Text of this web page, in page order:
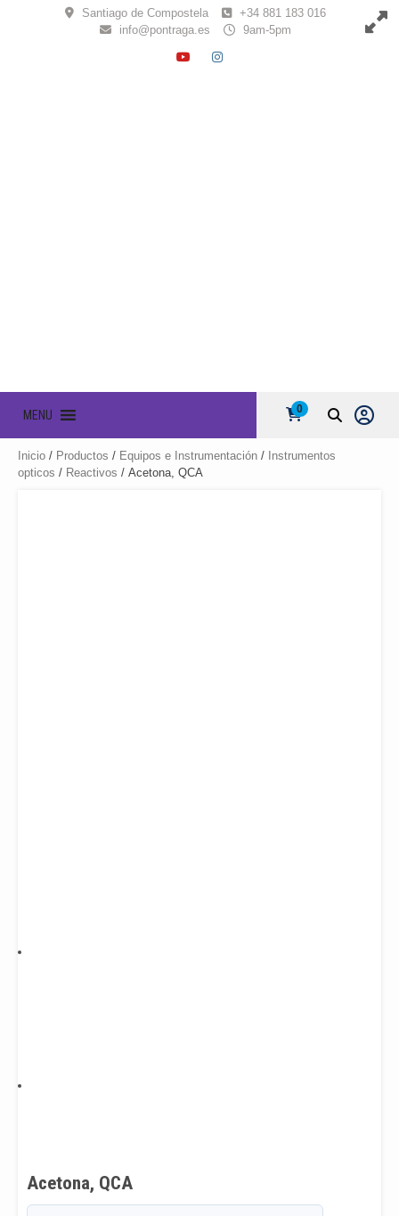
Santiago de Compostela
+34 881 183 016
info@pontraga.es
9am-5pm
YOUTUBE
INSTAGRAM
MENU 0
Inicio / Productos / Equipos e Instrumentación / Instrumentos
opticos / Reactivos / Acetona, QCA
Acetona, QCA